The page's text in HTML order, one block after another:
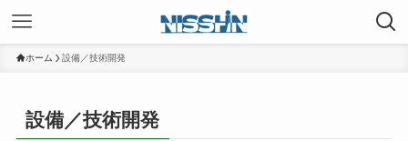
ホーム 設備／技術開発
設備／技術開発